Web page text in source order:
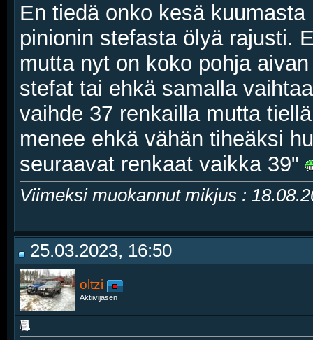
En tiedä onko kesä
pinionin stefasta ölyä rajusti.
mutta nyt on koko pohja
stefat tai ehkä samalla
vaihde 37 renkailla mutta
menee ehkä vähän tiheäksi
seuraavat renkaat vaikka 39"
Viimeksi muokannut mikjus :
25.03.2023, 16:50
oltzi
Aktiivijäsen